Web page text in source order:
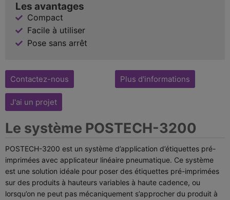
Les avantages
Compact
Facile à utiliser
Pose sans arrêt
Contactez-nous
J'ai un projet
Plus d'informations
Le système POSTECH-3200
POSTECH-3200 est un système d’application d’étiquettes pré-
imprimées avec applicateur linéaire pneumatique. Ce système
est une solution idéale pour poser des étiquettes pré-imprimées
sur des produits à hauteurs variables à haute cadence, ou
lorsqu’on ne peut pas mécaniquement s’approcher du produit à